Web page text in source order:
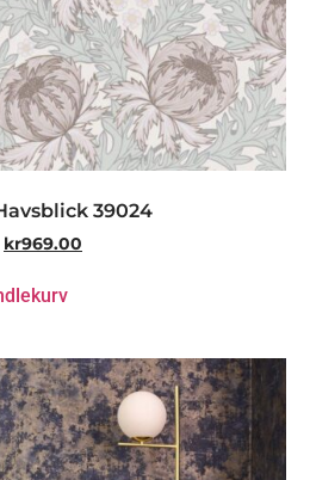
39024
kr969.00